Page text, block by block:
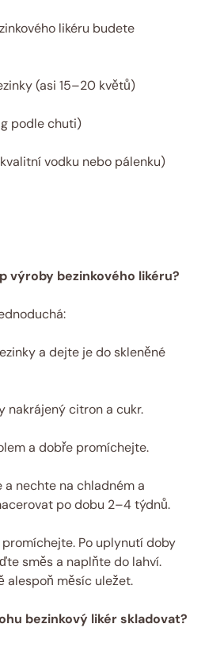
likéru budete
(asi 15–20 květů)
podle chuti)
vodku nebo pálenku)
výroby bezinkového likéru?
a dejte je do skleněné
nakrájený citron a cukr.
a dobře promíchejte.
a nechte na chladném a
po dobu 2–4 týdnů.
Po uplynutí doby
směs a naplňte do lahví.
alespoň měsíc uležet.
bezinkový likér skladovat?